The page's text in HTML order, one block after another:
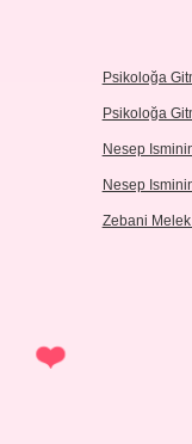
Psikoloğa
Psikoloğa
Nesep
Nesep
Zebani